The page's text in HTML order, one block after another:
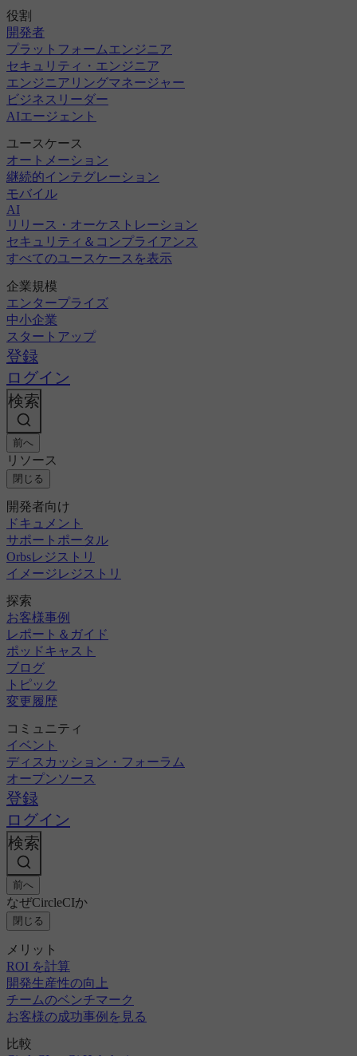
役割
開発者
プラットフォームエンジニア
セキュリティ・エンジニア
エンジニアリングマネージャー
ビジネスリーダー
AIエージェント
ユースケース
オートメーション
継続的インテグレーション
モバイル
AI
リリース・オーケストレーション
セキュリティ＆コンプライアンス
すべてのユースケースを表示
企業規模
エンタープライズ
中小企業
スタートアップ
登録
ログイン
検索
前へ
リソース
閉じる
開発者向け
ドキュメント
サポートポータル
Orbsレジストリ
イメージレジストリ
探索
お客様事例
レポート＆ガイド
ポッドキャスト
ブログ
トピック
変更履歴
コミュニティ
イベント
ディスカッション・フォーラム
オープンソース
登録
ログイン
検索
前へ
なぜCircleCIか
閉じる
メリット
ROI を計算
開発生産性の向上
チームのベンチマーク
お客様の成功事例を見る
比較